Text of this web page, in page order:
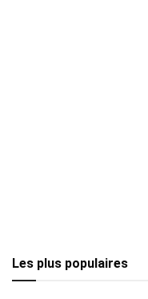
Les plus populaires